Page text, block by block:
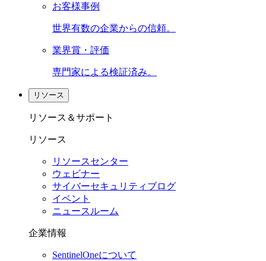
お客様事例
世界有数の企業からの信頼。
業界賞・評価
専門家による検証済み。
リソース
リソース＆サポート
リソース
リソースセンター
ウェビナー
サイバーセキュリティブログ
イベント
ニュースルーム
企業情報
SentinelOneについて